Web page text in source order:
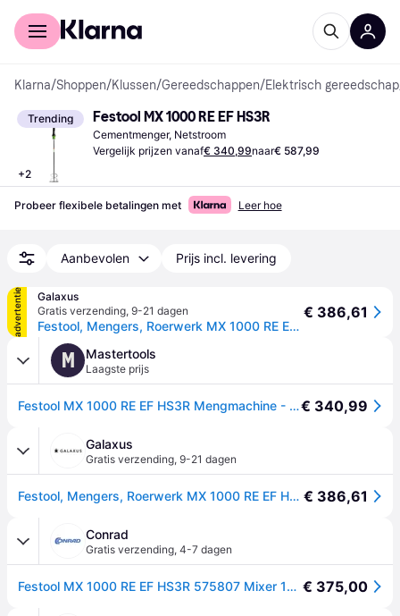
Voor shoppers
Klarna/Shoppen/Klussen/Gereedschappen/Elektrisch gereedschap
Trending
+2
Festool MX 1000 RE EF HS3R
Cementmenger, Netstroom
Vergelijk prijzen vanaf€ 340,99naar€ 587,99
Probeer flexibele betalingen met Leer hoe
Aanbevolen Prijs incl. levering
advertentie
Galaxus
Gratis verzending, 9-21 dagen
Festool, Mengers, Roerwerk MX 1000 RE EF HS3R (Kleurroerder + mortelroerder)
€ 386,61
M Mastertools
Laagste prijs
Festool MX 1000 RE EF HS3R Mengmachine - 575807€ 340,99
Galaxus
Gratis verzending, 9-21 dagen
Festool, Mengers, Roerwerk MX 1000 RE EF HS3R (Kleurroerder + mortelroerder) € 386,61
Conrad
Gratis verzending, 4-7 dagen
Festool MX 1000 RE EF HS3R 575807 Mixer 1020 W € 375,00